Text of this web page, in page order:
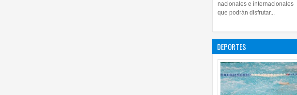
nacionales e internacionales
que podrán disfrutar...
DEPORTES